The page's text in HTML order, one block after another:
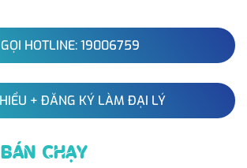
GỌI HOTLINE: 19006759
+ ĐĂNG KÝ LÀM ĐẠI LÝ
CHẠY